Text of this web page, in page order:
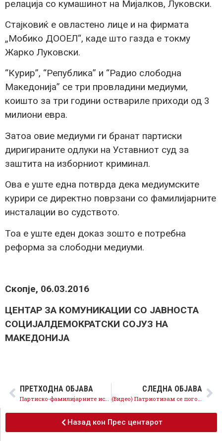
релација со кумашинот на Мијалков, Луковски.
Стајковиќ е овластено лице и на фирмата
„Мобико ДООЕЛ“, каде што газда е токму
Жарко Луковски.
“Курир”, “Република” и “Радио слободна
Македонија” се три провладини медиуми,
коишто за три години оствариле приходи од 3
милиони евра.
Затоа овие медиуми ги бранат партиски
диригираните одлуки на Уставниот суд за
заштита на изборниот криминал.
Ова е уште една потврда дека медиумските
курири се директно поврзани со фамилијарните
инсталации во судството.
Тоа е уште еден доказ зошто е потребна
реформа за слободни медиуми.
Скопје, 06.03.2016
ЦЕНТАР ЗА КОМУНИКАЦИИ СО ЈАВНОСТА
СОЦИЈАЛДЕМОКРАТСКИ СОЈУЗ НА
МАКЕДОНИЈА
ПРЕТХОДНА ОБЈАВА СЛЕДНА ОБЈАВА
Назад кон Прес центарот